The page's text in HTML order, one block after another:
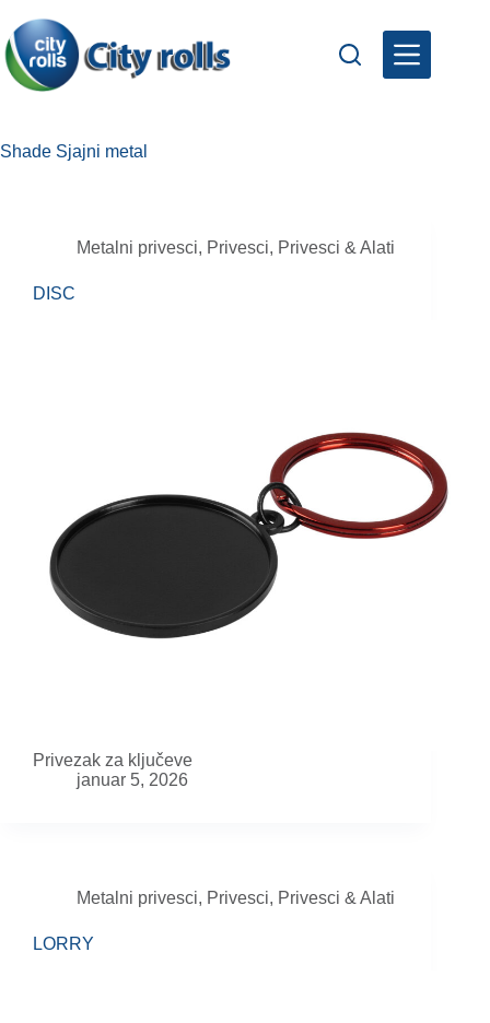
content
Shade Sjajni metal
Metalni privesci, Privesci, Privesci & Alati
DISC
Privezak za ključeve
januar 5, 2026
Metalni privesci, Privesci, Privesci & Alati
LORRY